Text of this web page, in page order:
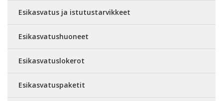
Esikasvatus ja istutustarvikkeet
Esikasvatushuoneet
Esikasvatuslokerot
Esikasvatuspaketit